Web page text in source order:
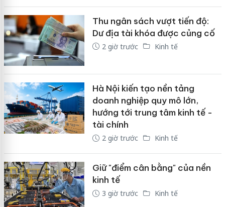
Thu ngân sách vượt tiến độ:
Dư địa tài khóa được củng cố
2 giờ trước Kinh tế
Hà Nội kiến tạo nền tảng
doanh nghiệp quy mô lớn,
hướng tới trung tâm kinh tế -
tài chính
2 giờ trước Kinh tế
Giữ "điểm cân bằng" của nền
kinh tế
3 giờ trước Kinh tế